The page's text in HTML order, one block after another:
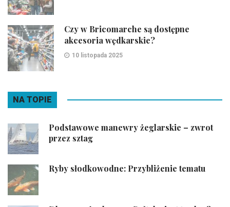
Czy w Bricomarche są dostępne
akcesoria wędkarskie?
10 listopada 2025
NA TOPIE
Podstawowe manewry żeglarskie – zwrot
przez sztag
Ryby słodkowodne: Przybliżenie tematu